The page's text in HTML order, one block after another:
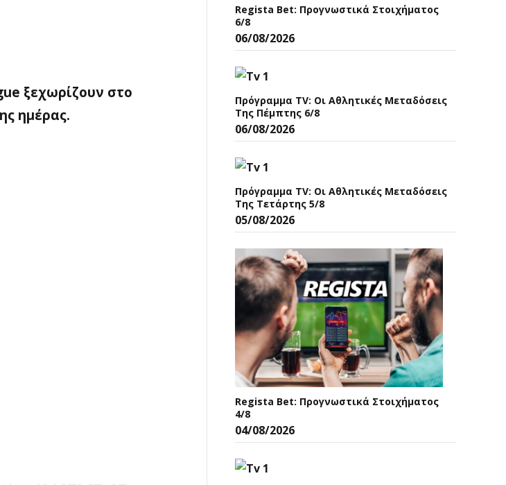
ξεχωρίζουν στο
ημέρας.
Regista Bet: Προγνωστικά Στοιχήματος
6/8
06/08/2026
Πρόγραμμα TV: Οι Αθλητικές Μεταδόσεις
Της Πέμπτης 6/8
06/08/2026
Πρόγραμμα TV: Οι Αθλητικές Μεταδόσεις
Της Τετάρτης 5/8
05/08/2026
Regista Bet: Προγνωστικά Στοιχήματος
4/8
04/08/2026